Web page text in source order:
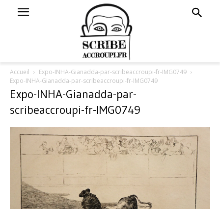
Accueil
Expo-INHA-Gianadda-par-scribeaccroupi-fr-IMG0749
Expo-INHA-Gianadda-par-scribeaccroupi-fr-IMG0749
Expo-INHA-Gianadda-par-
scribeaccroupi-fr-IMG0749